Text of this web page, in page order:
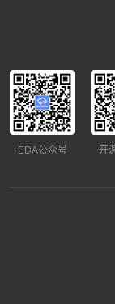
EDA公众号 开